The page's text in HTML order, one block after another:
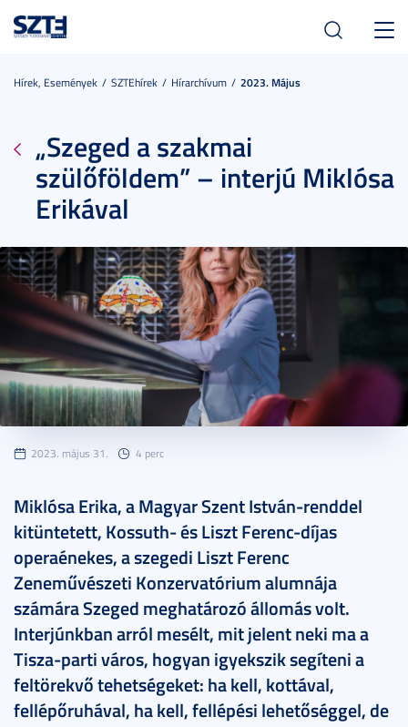
Hírek, Események SZTEhírek Hírarchívum 2023. Május
„Szeged a szakmai
szülőföldem” – interjú Miklósa
Erikával
2023. május 31. 4 perc
Miklósa Erika, a Magyar Szent István-renddel
kitüntetett, Kossuth- és Liszt Ferenc-díjas
operaénekes, a szegedi Liszt Ferenc
Zeneművészeti Konzervatórium alumnája
számára Szeged meghatározó állomás volt.
Interjúnkban arról mesélt, mit jelent neki ma a
Tisza-parti város, hogyan igyekszik segíteni a
feltörekvő tehetségeket: ha kell, kottával,
fellépőruhával, ha kell, fellépési lehetőséggel, de